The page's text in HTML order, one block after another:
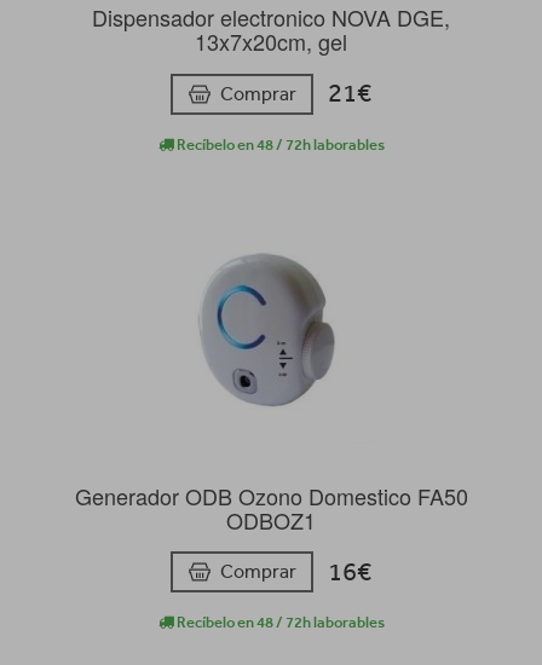
Dispensador electronico NOVA DGE,
13x7x20cm, gel
Comprar 21€
Recíbelo en 48 / 72h laborables
Generador ODB Ozono Domestico FA50
ODBOZ1
Comprar 16€
Recíbelo en 48 / 72h laborables